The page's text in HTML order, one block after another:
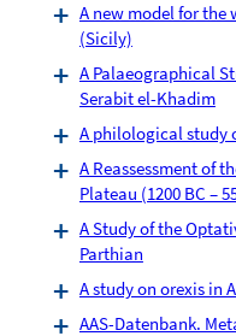
A new model for
(Sicily)
A Palaeographical
Serabit el-Khadim
A philological study
A Reassessment of
Plateau (1200 BC –
A Study of the
Parthian
A study on orexis in
AAS-Datenbank.